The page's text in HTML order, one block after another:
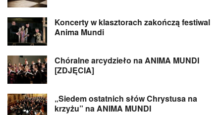
Koncerty w klasztorach zakończą festiwal
Anima Mundi
Chóralne arcydzieło na ANIMA MUNDI
[ZDJĘCIA]
„Siedem ostatnich słów Chrystusa na
krzyżu” na ANIMA MUNDI